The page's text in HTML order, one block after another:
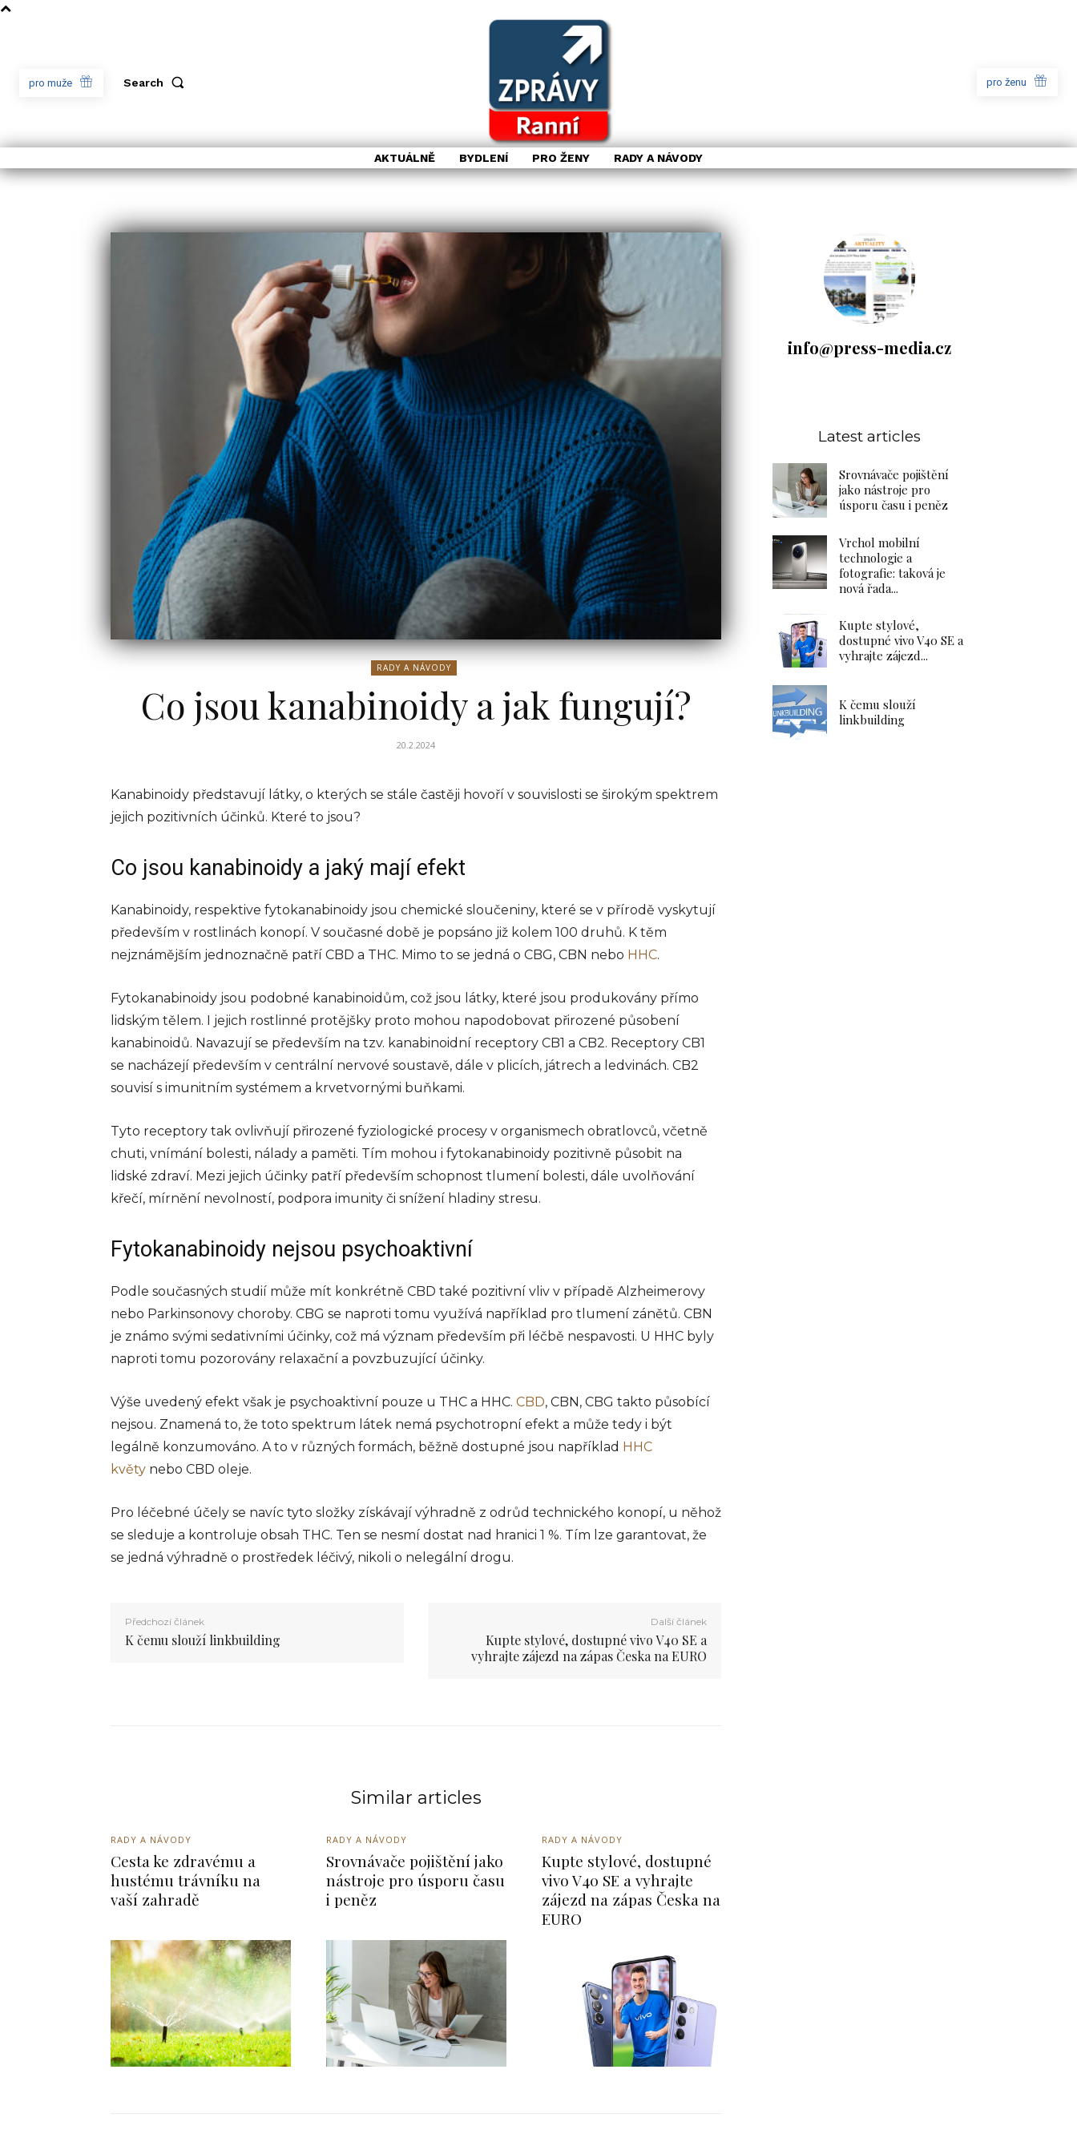
pro muže Search pro ženu
AKTUÁLNĚ BYDLENÍ PRO ŽENY RADY A NÁVODY
RADY A NÁVODY
Co jsou kanabinoidy a jak fungují?
20.2.2024
Kanabinoidy představují látky, o kterých se stále častěji hovoří v souvislosti se širokým spektrem
jejich pozitivních účinků. Které to jsou?
Co jsou kanabinoidy a jaký mají efekt
Kanabinoidy, respektive fytokanabinoidy jsou chemické sloučeniny, které se v přírodě vyskytují
především v rostlinách konopí. V současné době je popsáno již kolem 100 druhů. K těm
nejznámějším jednoznačně patří CBD a THC. Mimo to se jedná o CBG, CBN nebo HHC.
Fytokanabinoidy jsou podobné kanabinoidům, což jsou látky, které jsou produkovány přímo
lidským tělem. I jejich rostlinné protějšky proto mohou napodobovat přirozené působení
kanabinoidů. Navazují se především na tzv. kanabinoidní receptory CB1 a CB2. Receptory CB1
se nacházejí především v centrální nervové soustavě, dále v plicích, játrech a ledvinách. CB2
souvisí s imunitním systémem a krvetvornými buňkami.
Tyto receptory tak ovlivňují přirozené fyziologické procesy v organismech obratlovců, včetně
chuti, vnímání bolesti, nálady a paměti. Tím mohou i fytokanabinoidy pozitivně působit na
lidské zdraví. Mezi jejich účinky patří především schopnost tlumení bolesti, dále uvolňování
křečí, mírnění nevolností, podpora imunity či snížení hladiny stresu.
Fytokanabinoidy nejsou psychoaktivní
Podle současných studií může mít konkrétně CBD také pozitivní vliv v případě Alzheimerovy
nebo Parkinsonovy choroby. CBG se naproti tomu využívá například pro tlumení zánětů. CBN
je známo svými sedativními účinky, což má význam především při léčbě nespavosti. U HHC byly
naproti tomu pozorovány relaxační a povzbuzující účinky.
Výše uvedený efekt však je psychoaktivní pouze u THC a HHC. CBD, CBN, CBG takto působící
nejsou. Znamená to, že toto spektrum látek nemá psychotropní efekt a může tedy i být
legálně konzumováno. A to v různých formách, běžně dostupné jsou například HHC
květy nebo CBD oleje.
Pro léčebné účely se navíc tyto složky získávají výhradně z odrůd technického konopí, u něhož
se sleduje a kontroluje obsah THC. Ten se nesmí dostat nad hranici 1 %. Tím lze garantovat, že
se jedná výhradně o prostředek léčivý, nikoli o nelegální drogu.
Předchozí článek
K čemu slouží linkbuilding
Další článek
Kupte stylové, dostupné vivo V40 SE a
vyhrajte zájezd na zápas Česka na EURO
info@press-media.cz
Latest articles
Srovnávače pojištění
jako nástroje pro
úsporu času i peněz
Vrchol mobilní
technologie a
fotografie: taková je
nová řada...
Kupte stylové,
dostupné vivo V40 SE a
vyhrajte zájezd...
K čemu slouží
linkbuilding
Similar articles
RADY A NÁVODY
Cesta ke zdravému a
hustému trávníku na
vaší zahradě
RADY A NÁVODY
Srovnávače pojištění jako
nástroje pro úsporu času
i peněz
RADY A NÁVODY
Kupte stylové, dostupné
vivo V40 SE a vyhrajte
zájezd na zápas Česka na
EURO